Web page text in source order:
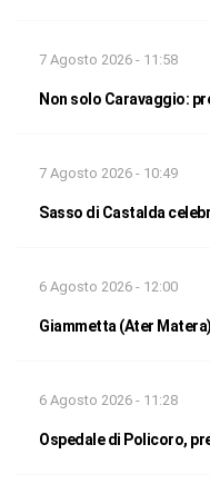
7 Agosto 2026 - 11:58
Non solo Caravaggio:
7 Agosto 2026 - 10:49
Sasso di Castalda
6 Agosto 2026 - 12:00
Giammetta (Ater
6 Agosto 2026 - 11:28
Ospedale di Policoro,